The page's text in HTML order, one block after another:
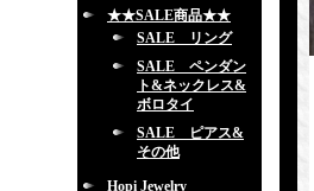
★★SALE商品★★
SALE リング
SALE ペンダン
ト&ネックレス&
ボロタイ
SALE ピアス&
その他
Hopi Jewelry